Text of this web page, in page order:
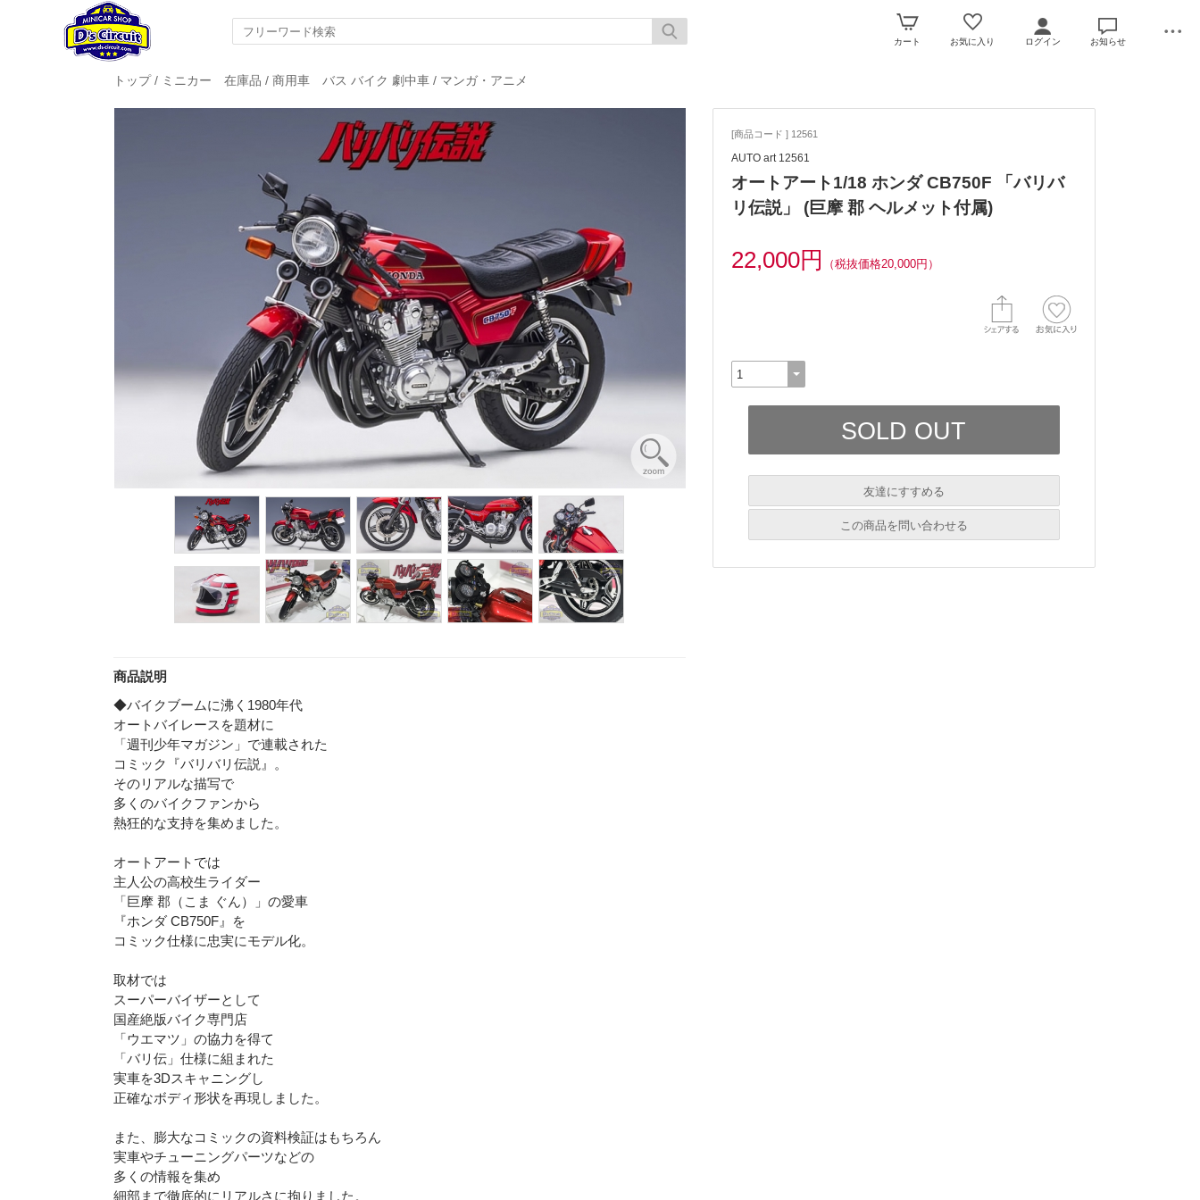
カート お気に入り ログイン お知らせ
トップ/ ミニカー 在庫品 / 商用車 バス バイク 劇中車 / マンガ・アニメ
商品説明
◆バイクブームに沸く1980年代
オートバイレースを題材に
「週刊少年マガジン」で連載された
コミック『バリバリ伝説』。
そのリアルな描写で
多くのバイクファンから
熱狂的な支持を集めました。
オートアートでは
主人公の高校生ライダー
「巨摩 郡（こま ぐん）」の愛車
『ホンダ CB750F』を
コミック仕様に忠実にモデル化。
取材では
スーパーバイザーとして
国産絶版バイク専門店
「ウエマツ」の協力を得て
「バリ伝」仕様に組まれた
実車を3Dスキャニングし
正確なボディ形状を再現しました。
また、膨大なコミックの資料検証はもちろん
実車やチューニングパーツなどの
多くの情報を集め
細部まで徹底的にリアルさに拘りました。
[商品コード ] 12561
AUTO art 12561
オートアート1/18 ホンダ CB750F 「バリバ
リ伝説」 (巨摩 郡 ヘルメット付属)
22,000円 （税抜価格20,000円）
友達にすすめる
この商品を問い合わせる